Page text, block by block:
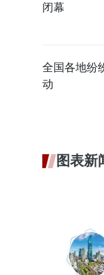
闭幕
全国各地纷
动
图表新